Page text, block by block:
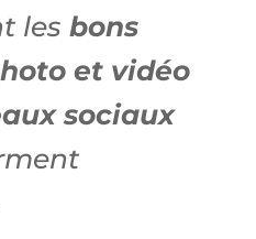
les bons
et vidéo
sociaux